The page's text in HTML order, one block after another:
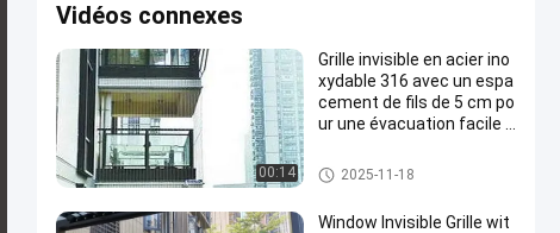
Vidéos connexes
00:14
Grille invisible en acier ino
xydable 316 avec un espa
cement de fils de 5 cm po
ur une évacuation facile e
Gril invisible de balcon
2025-11-18
Window Invisible Grille wit